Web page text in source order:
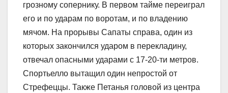
грозному сопернику. В первом тайме переиграл
его и по ударам по воротам, и по владению
мячом. На прорывы Сапаты справа, один из
которых закончился ударом в перекладину,
отвечал опасными ударами с 17-20-ти метров.
Спортьелло вытащил один непростой от
Стрефеццы. Также Петанья головой из центра